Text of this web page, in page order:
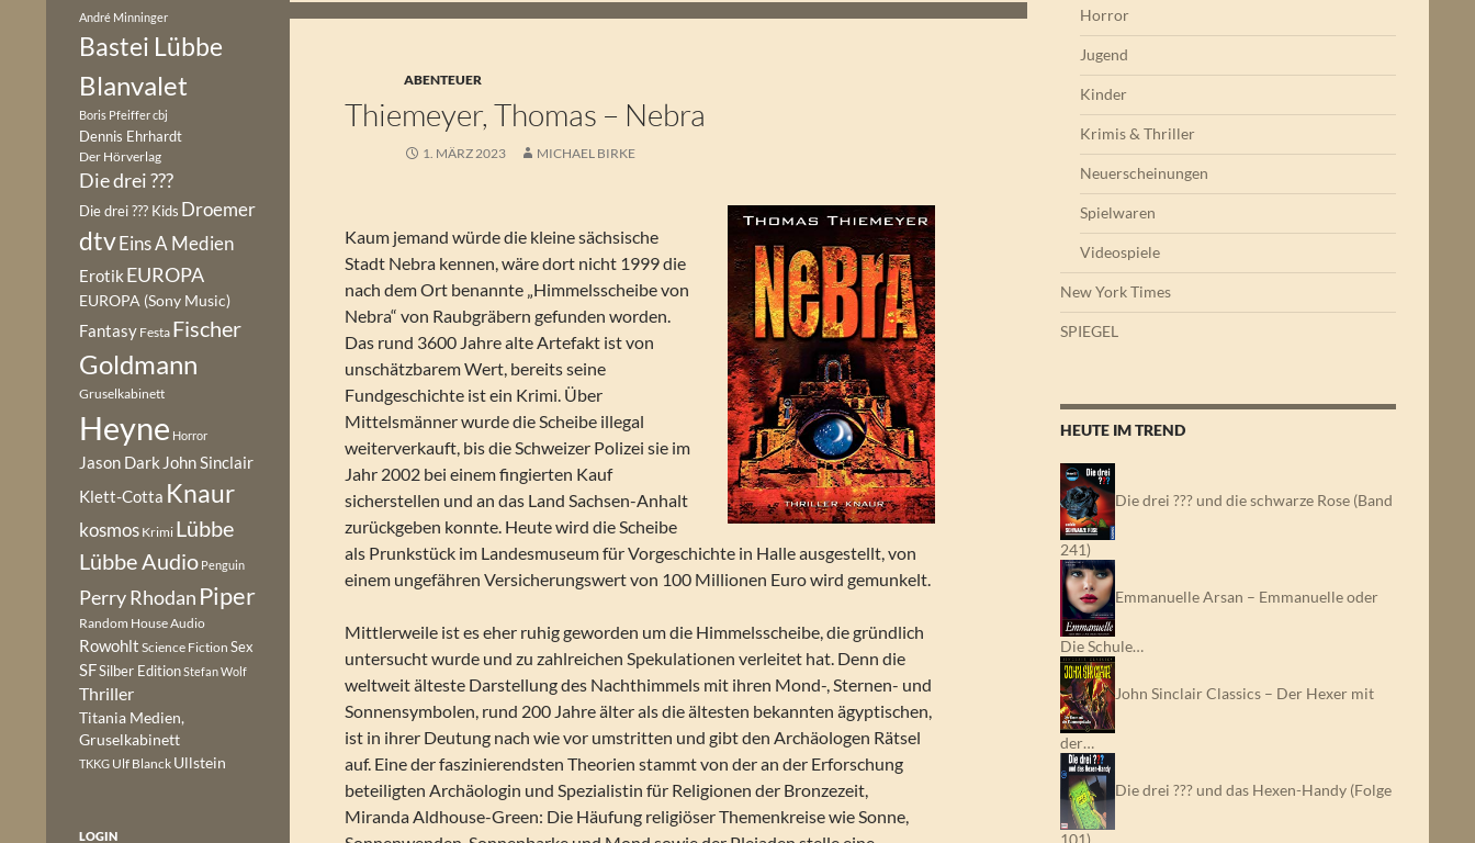
ABENTEUER
Thiemeyer, Thomas – Nebra
1. MÄRZ 2023 MICHAEL BIRKE
Kaum jemand würde die kleine sächsische
Stadt Nebra kennen, wäre dort nicht 1999 die
nach dem Ort benannte „Himmelsscheibe von
Nebra“ von Raubgräbern gefunden worden.
Das rund 3600 Jahre alte Artefakt ist von
unschätzbarem Wert, bereits seine
Fundgeschichte ist ein Krimi. Über
Mittelsmänner wurde die Scheibe illegal
weiterverkauft, bis die Schweizer Polizei sie im
Jahr 2002 bei einem fingierten Kauf
sicherstellen und an das Land Sachsen-Anhalt
zurückgeben konnte. Heute wird die Scheibe
als Prunkstück im Landesmuseum für Vorgeschichte in Halle ausgestellt, von
einem ungefähren Versicherungswert von 100 Millionen Euro wird gemunkelt.
Mittlerweile ist es eher ruhig geworden um die Himmelsscheibe, die gründlich
untersucht wurde und zu zahlreichen Spekulationen verleitet hat. Denn die
weltweit älteste Darstellung des Nachthimmels mit ihren Mond-, Sternen- und
Sonnensymbolen, rund 200 Jahre älter als die ältesten bekannten ägyptischen,
ist in ihrer Deutung nach wie vor umstritten und gibt den Archäologen Rätsel
auf. Eine der faszinierendsten Theorien stammt von der an der Erforschung
beteiligten Archäologin und Spezialistin für Religionen der Bronzezeit,
Miranda Aldhouse-Green: Die Häufung religiöser Themenkreise wie Sonne,
Horror
Jugend
Kinder
Krimis & Thriller
Neuerscheinungen
Spielwaren
Videospiele
New York Times
SPIEGEL
HEUTE IM TREND
Die drei ??? und die schwarze Rose (Band
241)
Emmanuelle Arsan – Emmanuelle oder
Die Schule…
John Sinclair Classics – Der Hexer mit
der…
Die drei ??? und das Hexen-Handy (Folge
101)
André Minninger
Bastei Lübbe
Blanvalet
Boris Pfeiffercbj
Dennis Ehrhardt
Der Hörverlag
Die drei ???
Die drei ??? Kids Droemer
dtvEins A Medien
Erotik EUROPA
EUROPA (Sony Music)
Fantasy Festa Fischer
Goldmann
Gruselkabinett
Heyne Horror
Jason Dark John Sinclair
Klett-Cotta Knaur
kosmos Krimi Lübbe
Lübbe Audio Penguin
Perry Rhodan Piper
Random House Audio
Rowohlt Science Fiction Sex
SFSilber EditionStefan Wolf
Thriller
Titania Medien,
Gruselkabinett
TKKG Ulf Blanck Ullstein
LOGIN